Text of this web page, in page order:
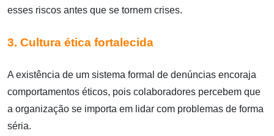
esses riscos antes que se tornem crises.
3. Cultura ética fortalecida
A existência de um sistema formal de denúncias encoraja
comportamentos éticos, pois colaboradores percebem que
a organização se importa em lidar com problemas de forma
séria.